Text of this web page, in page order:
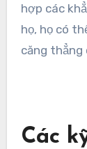
hợp các
họ, họ có
căng thẳng
Các